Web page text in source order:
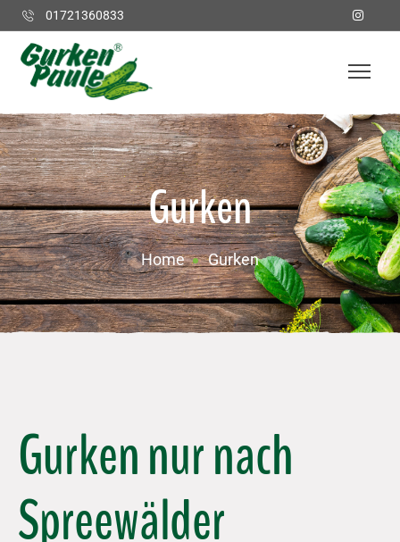
01721360833
Gurken
Home Gurken
Gurken nur nach
Spreewälder